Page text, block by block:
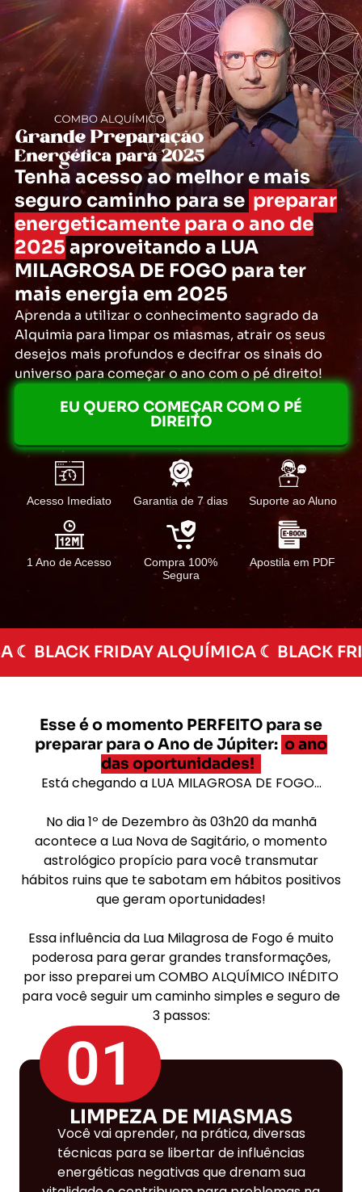
Tenha acesso ao melhor e mais
seguro caminho para se preparar
energeticamente para o ano de
2025 aproveitando a LUA
MILAGROSA DE FOGO para ter
mais energia em 2025
Aprenda a utilizar o conhecimento sagrado da
Alquimia para limpar os miasmas, atrair os seus
desejos mais profundos e decifrar os sinais do
universo para começar o ano com o pé direito!
EU QUERO COMEÇAR COM O PÉ
DIREITO
Acesso Imediato Garantia de 7 dias Suporte ao Aluno
1 Ano de Acesso
Compra 100%
Segura
Apostila em PDF
☾ BLACK FRIDAY ALQUÍMICA ☾ BLACK
Esse é o momento PERFEITO para se
preparar para o Ano de Júpiter: o ano
das oportunidades!
Está chegando a LUA MILAGROSA DE FOGO…
No dia 1º de Dezembro às 03h20 da manhã
acontece a Lua Nova de Sagitário, o momento
astrológico propício para você transmutar
hábitos ruins que te sabotam em hábitos positivos
que geram oportunidades!
Essa influência da Lua Milagrosa de Fogo é muito
poderosa para gerar grandes transformações,
por isso preparei um COMBO ALQUÍMICO INÉDITO
para você seguir um caminho simples e seguro de
3 passos:
01
LIMPEZA DE MIASMAS
Você vai aprender, na prática, diversas
técnicas para se libertar de influências
energéticas negativas que drenam sua